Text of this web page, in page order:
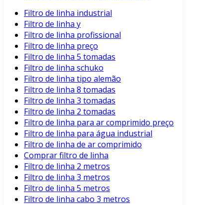
Filtro de linha industrial
Filtro de linha y
Filtro de linha profissional
Filtro de linha preço
Filtro de linha 5 tomadas
Filtro de linha schuko
Filtro de linha tipo alemão
Filtro de linha 8 tomadas
Filtro de linha 3 tomadas
Filtro de linha 2 tomadas
Filtro de linha para ar comprimido preço
Filtro de linha para água industrial
Filtro de linha de ar comprimido
Comprar filtro de linha
Filtro de linha 2 metros
Filtro de linha 3 metros
Filtro de linha 5 metros
Filtro de linha cabo 3 metros